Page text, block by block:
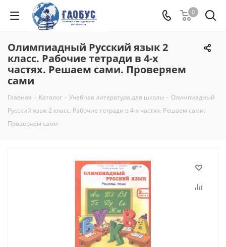
0
Олимпиадный Русский язык 2
класс. Рабочие тетради в 4-х
частях. Решаем сами. Проверяем
сами
Главная - Каталог - Учебная литература для школы - Олимпиадный
Русский язык 2 класс. Рабочие тетради в 4-х частях. Решаем сами.
Проверяем сами